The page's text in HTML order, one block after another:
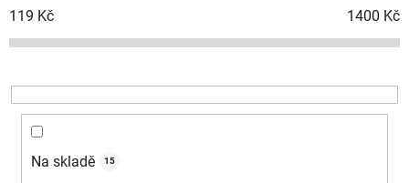
í
p
o
d
119 Kč 1400 Kč
Na skladě 15